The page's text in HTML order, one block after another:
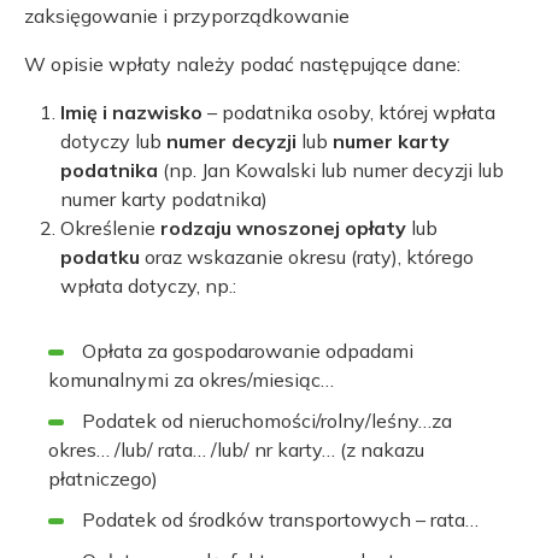
zaksięgowanie i przyporządkowanie
W opisie wpłaty należy podać następujące dane:
Imię i nazwisko – podatnika osoby, której wpłata
dotyczy lub numer decyzji lub numer karty
podatnika (np. Jan Kowalski lub numer decyzji lub
numer karty podatnika)
Określenie rodzaju wnoszonej opłaty lub
podatku oraz wskazanie okresu (raty), którego
wpłata dotyczy, np.:
Opłata za gospodarowanie odpadami
komunalnymi za okres/miesiąc…
Podatek od nieruchomości/rolny/leśny…za
okres… /lub/ rata… /lub/ nr karty… (z nakazu
płatniczego)
Podatek od środków transportowych – rata…